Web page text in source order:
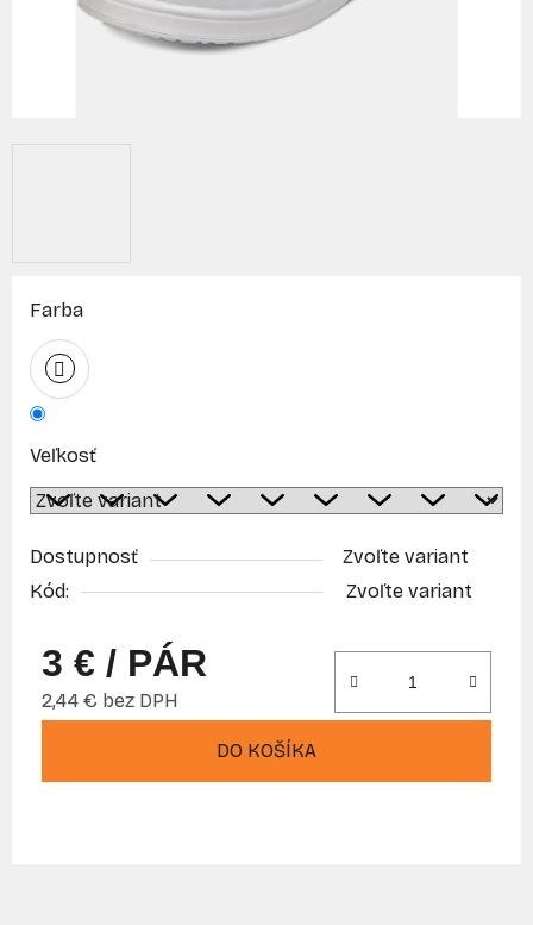
Farba
Veľkosť
Dostupnosť
Zvoľte variant
Kód:
Zvoľte variant
3 € / PÁR
2,44 € bez DPH
DO KOŠÍKA